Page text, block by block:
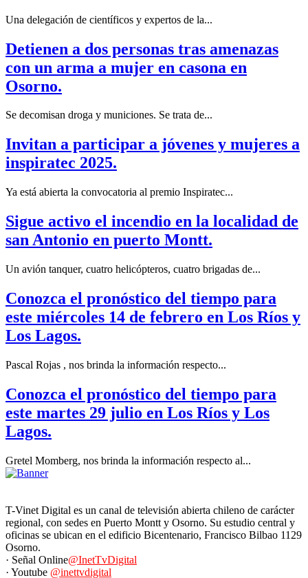
Una delegación de científicos y expertos de la...
Detienen a dos personas tras amenazas
con un arma a mujer en casona en
Osorno.
Se decomisan droga y municiones. Se trata de...
Invitan a participar a jóvenes y mujeres a
inspiratec 2025.
Ya está abierta la convocatoria al premio Inspiratec...
Sigue activo el incendio en la localidad de
san Antonio en puerto Montt.
Un avión tanquer, cuatro helicópteros, cuatro brigadas de...
Conozca el pronóstico del tiempo para
este miércoles 14 de febrero en Los Ríos y
Los Lagos.
Pascal Rojas , nos brinda la información respecto...
Conozca el pronóstico del tiempo para
este martes 29 julio en Los Ríos y Los
Lagos.
Gretel Momberg, nos brinda la información respecto al...
T-Vinet Digital es un canal de televisión abierta chileno de carácter
regional, con sedes en Puerto Montt y Osorno. Su estudio central y
oficinas se ubican en el edificio Bicentenario, Francisco Bilbao 1129
Osorno.
· Señal Online@InetTvDigital
· Youtube @inettvdigital